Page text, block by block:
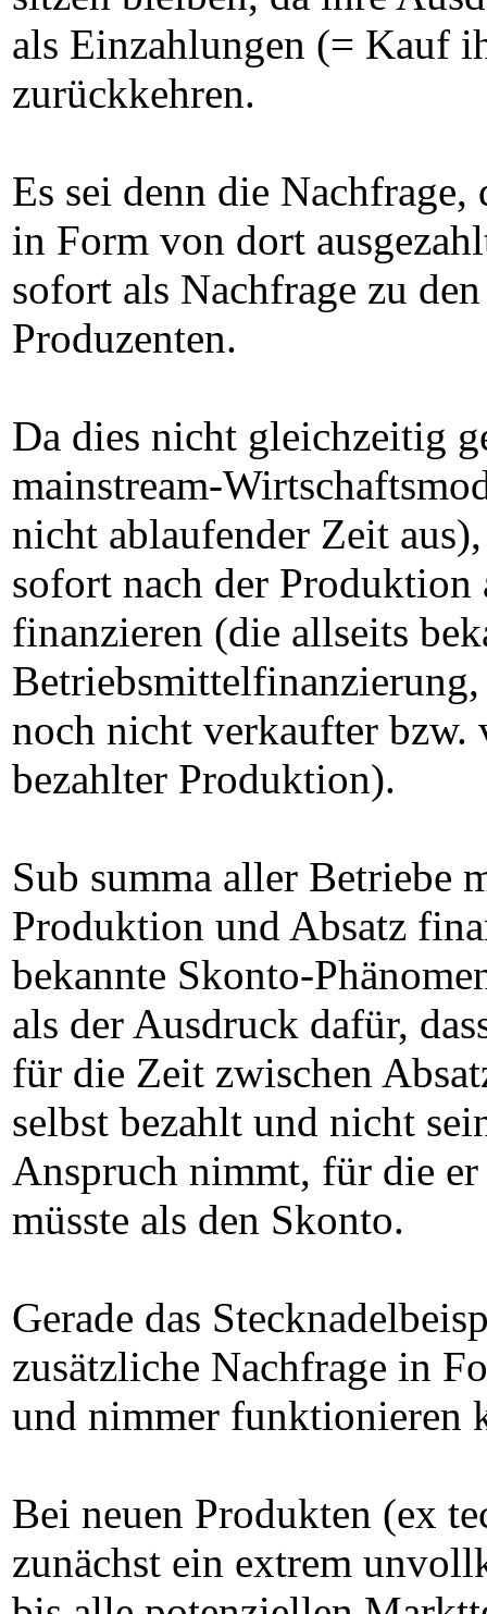
als Einzahlungen (= Kauf
zurückkehren.
Es sei denn die
in Form von dort
sofort als Nachfrage zu
Produzenten.
Da dies nicht gleichzeitig
mainstream-
nicht ablaufender Zeit
sofort nach der Produktion
finanzieren (die allseits
noch nicht verkaufter bzw.
bezahlter Produktion).
Sub summa aller Betriebe
Produktion und Absatz
bekannte Skonto-
als der Ausdruck dafür,
für die Zeit zwischen
selbst bezahlt und nicht
Anspruch nimmt, für die
müsste als den Skonto.
Gerade das
zusätzliche Nachfrage in
und nimmer funktionieren
Bei neuen Produkten (ex
zunächst ein extrem